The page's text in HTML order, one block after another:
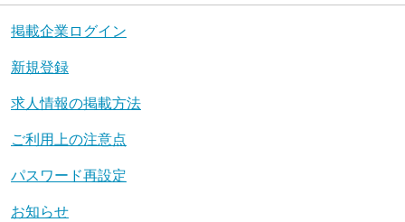
掲載企業ログイン
新規登録
求人情報の掲載方法
ご利用上の注意点
パスワード再設定
お知らせ